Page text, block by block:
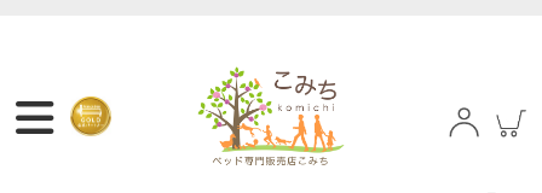
マットレス フレーム ベッド 電動ベッド